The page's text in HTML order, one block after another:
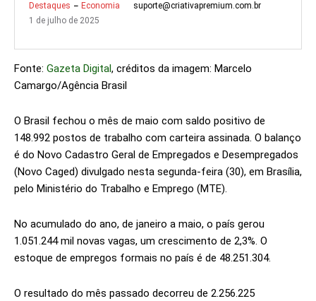
Destaques Economia
suporte@criativapremium.com.br
1 de julho de 2025
Fonte: Gazeta Digital, créditos da imagem: Marcelo
Camargo/Agência Brasil
O Brasil fechou o mês de maio com saldo positivo de
148.992 postos de trabalho com carteira assinada. O balanço
é do Novo Cadastro Geral de Empregados e Desempregados
(Novo Caged) divulgado nesta segunda-feira (30), em Brasília,
pelo Ministério do Trabalho e Emprego (MTE).
No acumulado do ano, de janeiro a maio, o país gerou
1.051.244 mil novas vagas, um crescimento de 2,3%. O
estoque de empregos formais no país é de 48.251.304.
O resultado do mês passado decorreu de 2.256.225